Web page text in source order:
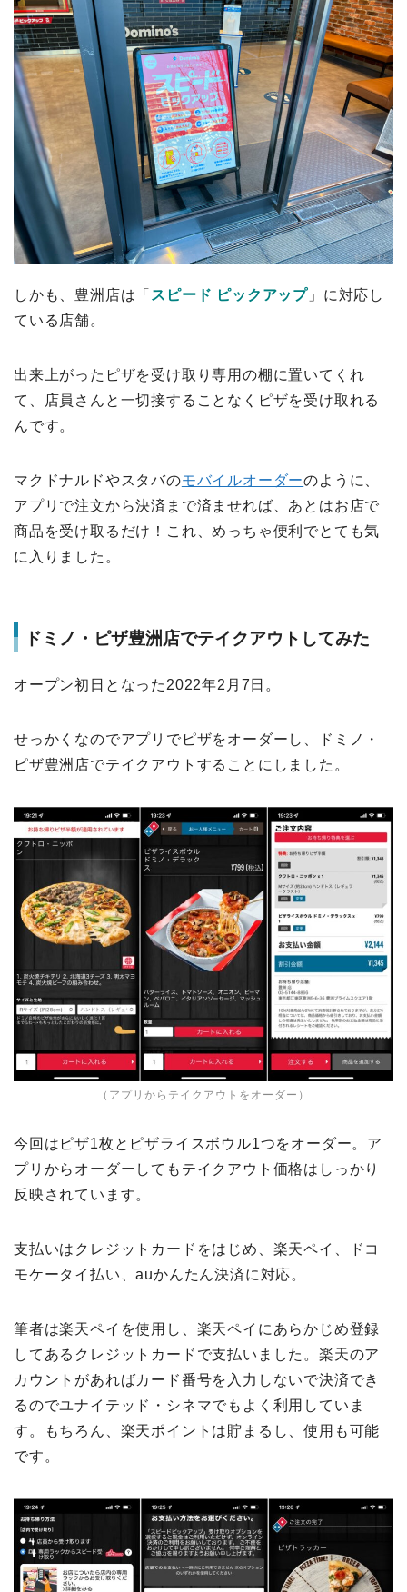
しかも、豊洲店は「 スピード ピックアップ 」に対応し
ている店舗。
出来上がったピザを受け取り専用の棚に置いてくれ
て、店員さんと一切接することなくピザを受け取れる
んです。
マクドナルドやスタバのモバイルオーダーのように、
アプリで注文から決済まで済ませれば、あとはお店で
商品を受け取るだけ！これ、めっちゃ便利でとても気
に入りました。
ドミノ・ピザ豊洲店でテイクアウトしてみた
オープン初日となった2022年2月7日。
せっかくなのでアプリでピザをオーダーし、ドミノ・
ピザ豊洲店でテイクアウトすることにしました。
（アプリからテイクアウトをオーダー）
今回はピザ1枚とピザライスボウル1つをオーダー。ア
プリからオーダーしてもテイクアウト価格はしっかり
反映されています。
支払いはクレジットカードをはじめ、楽天ペイ、ドコ
モケータイ払い、auかんたん決済に対応。
筆者は楽天ペイを使用し、楽天ペイにあらかじめ登録
してあるクレジットカードで支払いました。楽天のア
カウントがあればカード番号を入力しないで決済でき
るのでユナイテッド・シネマでもよく利用していま
す。もちろん、楽天ポイントは貯まるし、使用も可能
です。